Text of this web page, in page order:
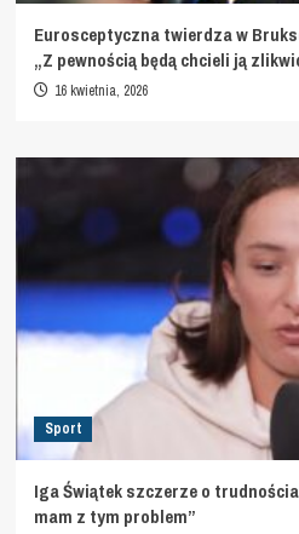
Eurosceptyczna twierdza w
„Z pewnością będą chcieli ją
16 kwietnia, 2026
Sport
Iga Świątek szczerze o
mam z tym problem”